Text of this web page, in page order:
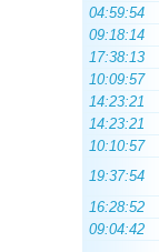
04:59:54
09:18:14
17:38:13
10:09:57
14:23:21
14:23:21
10:10:57
19:37:54
16:28:52
09:04:42